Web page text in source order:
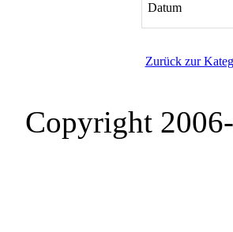
Datum
Zurück zur
Copyright